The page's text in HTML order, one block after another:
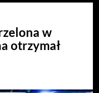
w
otrzymał